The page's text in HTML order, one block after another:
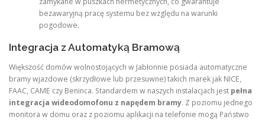
bezawaryjną pracę systemu bez względu na warunki
pogodowe.
Integracja z Automatyką Bramową
Większość domów wolnostojących w Jabłonnie posiada automatyczne
bramy wjazdowe (skrzydłowe lub przesuwne) takich marek jak NICE,
FAAC, CAME czy Beninca. Standardem w naszych instalacjach jest pełna
integracja wideodomofonu z napędem bramy. Z poziomu jednego
monitora w domu oraz z poziomu aplikacji na telefonie mogą Państwo